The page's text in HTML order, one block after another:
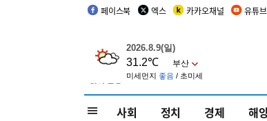
페이스북 엑스 카카오채널 유튜브
사회 정치 경제 해